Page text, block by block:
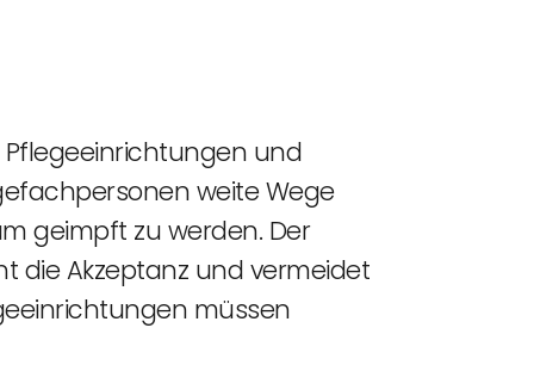
und
weite Wege
geimpft zu werden. Der
die Akzeptanz und vermeidet
müssen